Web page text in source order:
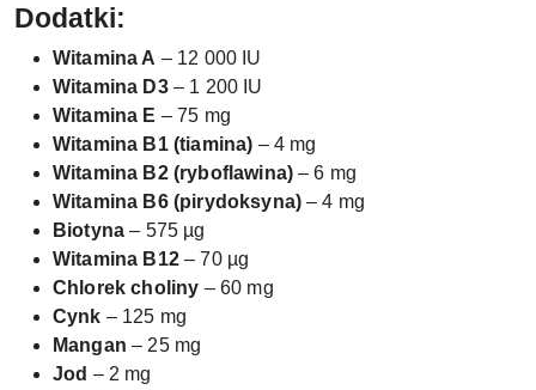
Dodatki:
Witamina A – 12 000 IU
Witamina D3– 1 200 IU
Witamina E – 75 mg
Witamina B1 (tiamina) – 4 mg
Witamina B2 (ryboflawina) – 6 mg
Witamina B6 (pirydoksyna) – 4 mg
Biotyna – 575 µg
Witamina B12– 70 µg
Chlorek choliny – 60 mg
Cynk – 125 mg
Mangan – 25 mg
Jod – 2 mg